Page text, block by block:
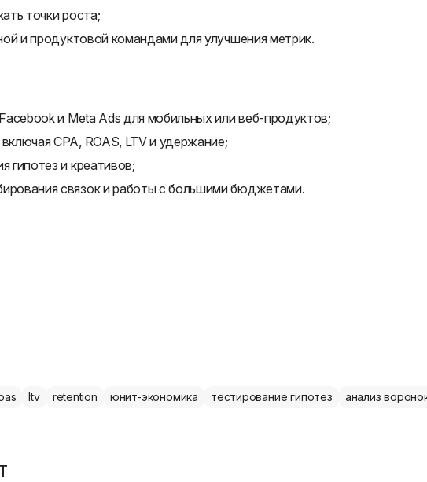
точки роста;
и продуктовой командами для улучшения метрик.
и Meta Ads для мобильных или веб-продуктов;
CPA, ROAS, LTV и удержание;
гипотез и креативов;
связок и работы с большими бюджетами.
ltv retention юнит-экономика тестирование гипотез
анализ